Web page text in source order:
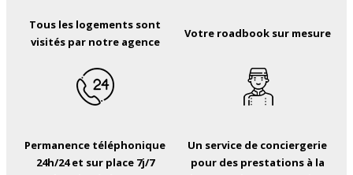
Tous les logements sont
visités par notre agence
Votre roadbook sur mesure
Permanence téléphonique
24h/24 et sur place 7j/7
Un service de conciergerie
pour des prestations à la